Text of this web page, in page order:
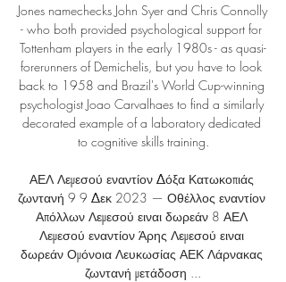
Jones namechecks John Syer and Chris Connolly
- who both provided psychological support for
Tottenham players in the early 1980s - as quasi-
forerunners of Demichelis, but you have to look
back to 1958 and Brazil's World Cup-winning
psychologist Joao Carvalhaes to find a similarly
decorated example of a laboratory dedicated
to cognitive skills training.
ΑΕΛ Λεμεσού εναντίον Δόξα Κατωκοπιάς
ζωντανή 9 9 Δεκ 2023 — Οθέλλος εναντίον
Απόλλων Λεμεσού ειναι δωρεάν 8 ΑΕΛ
Λεμεσού εναντίον Άρης Λεμεσού ειναι
δωρεάν Ομόνοια Λευκωσίας ΑΕΚ Λάρνακας
ζωντανή μετάδοση ...